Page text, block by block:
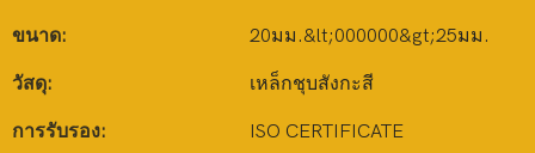
ขนาด: 20มม.&lt;000000&gt;25มม.
วัสดุ: เหล็กชุบสังกะสี
การรับรอง: ISO CERTIFICATE